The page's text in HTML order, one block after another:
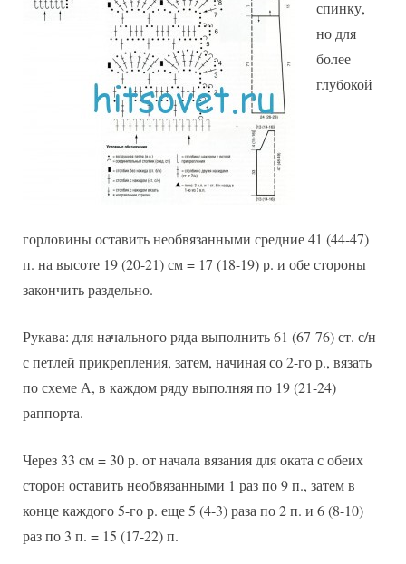
спинку,
но для
более
глубокой
горловины оставить необвязанными средние 41 (44-47)
п. на высоте 19 (20-21) см = 17 (18-19) р. и обе стороны
закончить раздельно.
Рукава: для начального ряда выполнить 61 (67-76) ст. с/н
с петлей прикрепления, затем, начиная со 2-го р., вязать
по схеме А, в каждом ряду выполняя по 19 (21-24)
раппорта.
Через 33 см = 30 р. от начала вязания для оката с обеих
сторон оставить необвязанными 1 раз по 9 п., затем в
конце каждого 5-го р. еще 5 (4-3) раза по 2 п. и 6 (8-10)
раз по 3 п. = 15 (17-22) п.